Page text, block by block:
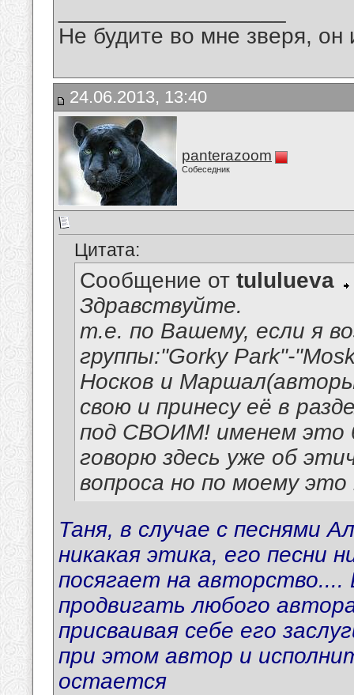
Не будите во мне зверя, он
24.06.2013, 13:40
panterazoom
Собеседник
Цитата:
Сообщение от tululueva
Здравствуйте.
т.е. по Вашему, если я
группы:"Gorky Park"-
Носков и
свою и принесу её в
под СВОИМ! именем это
говорю здесь уже об
вопроса но по моему это
Таня, в случае с песнями
никакая этика, его песни
посягает на
продвигать любого
присваивая себе его
при этом автор и
остается